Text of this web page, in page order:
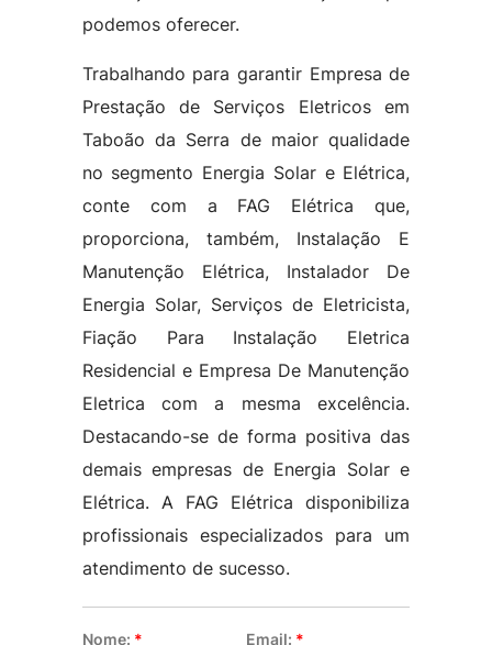
podemos oferecer.
Trabalhando para garantir Empresa de
Prestação de Serviços Eletricos em
Taboão da Serra de maior qualidade
no segmento Energia Solar e Elétrica,
conte com a FAG Elétrica que,
proporciona, também, Instalação E
Manutenção Elétrica, Instalador De
Energia Solar, Serviços de Eletricista,
Fiação Para Instalação Eletrica
Residencial e Empresa De Manutenção
Eletrica com a mesma excelência.
Destacando-se de forma positiva das
demais empresas de Energia Solar e
Elétrica. A FAG Elétrica disponibiliza
profissionais especializados para um
atendimento de sucesso.
Nome: * Email: *